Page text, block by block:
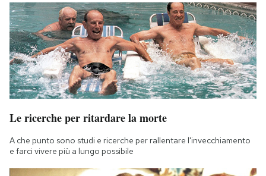
Le ricerche per ritardare la morte
A che punto sono studi e ricerche per rallentare l'invecchiamento
e farci vivere più a lungo possibile